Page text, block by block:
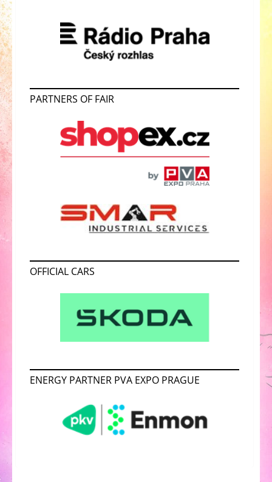
PARTNERS OF FAIR
OFFICIAL CARS
ENERGY PARTNER PVA EXPO PRAGUE